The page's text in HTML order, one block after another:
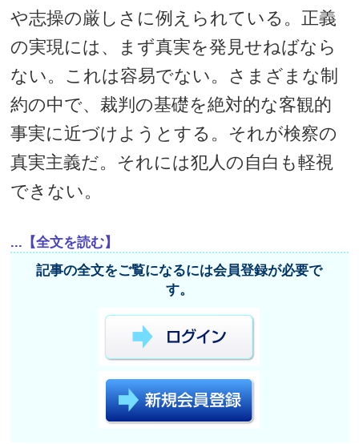
や志操の厳しさに例えられている。正義
の実現には、まず真実を発見せねばなら
ない。これは容易でない。さまざまな制
約の中で、裁判の基礎を絶対的な客観的
事実に近づけようとする。それが検察の
真実主義だ。それには犯人の自白も軽視
できない。
...【全文を読む】
記事の全文をご覧になるには会員登録が必要で
す。